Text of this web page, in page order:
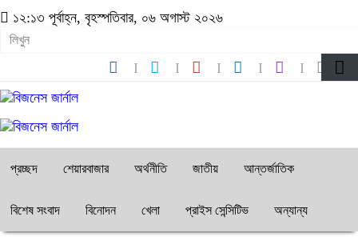
১২:১৩ পূর্বাহ্ন, বৃহস্পতিবার, ০৬ অগাস্ট ২০২৬
প্রচ্ছদ শেয়ারবাজার অর্থনীতি জাতীয় আন্তর্জাতিক
বিশেষ সংবাদ বিনোদন খেলা প্রাইস সেন্সিটিভ অন্যান্য